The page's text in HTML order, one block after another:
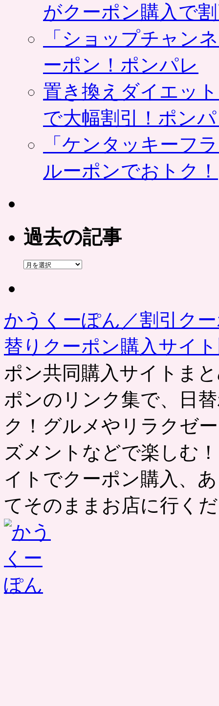
がクーポン購入で
「ショップチャン
ーポン！ポンパレ
置き換えダイエッ
で大幅割引！ポン
「ケンタッキーフ
ルーポンでおトク！
過去の記事
過
かうくーぽん／割引ク
替りクーポン購入サイ
ポン共同購入サイトま
ポンのリンク集で、日
ク！グルメやリラクゼ
ズメントなどで楽しむ
イトでクーポン購入、
てそのままお店に行く